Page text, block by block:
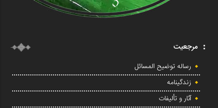
مرجعیت
رساله توضیح المسائل
زندگینامه
آثار و تألیفات